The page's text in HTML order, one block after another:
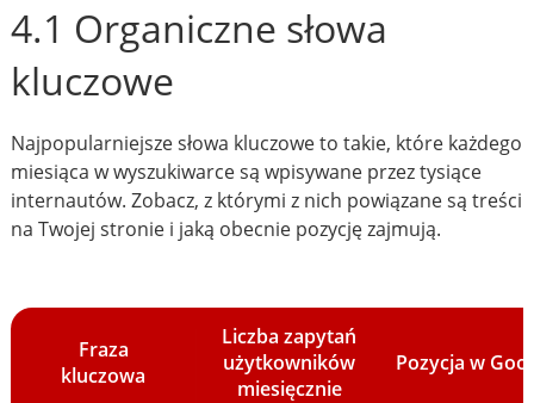
4.1 Organiczne słowa
kluczowe
Najpopularniejsze słowa kluczowe to takie, które każdego
miesiąca w wyszukiwarce są wpisywane przez tysiące
internautów. Zobacz, z którymi z nich powiązane są treści
na Twojej stronie i jaką obecnie pozycję zajmują.
Fraza
kluczowa
Liczba zapytań
użytkowników
miesięcznie
Pozycja w